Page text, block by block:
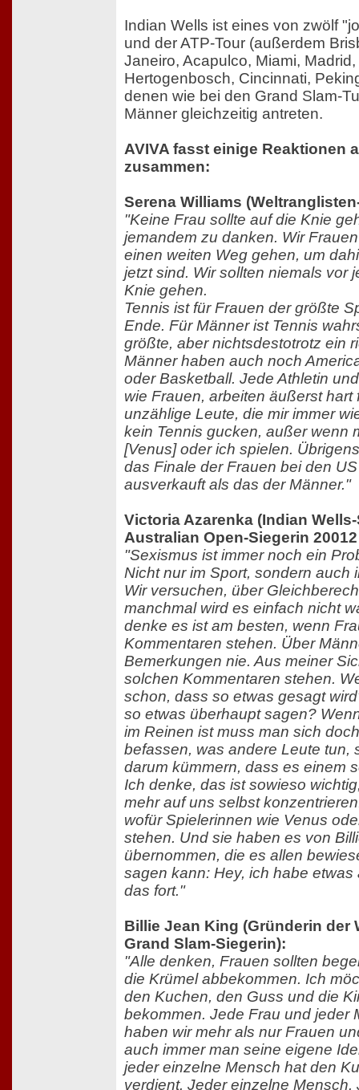
Indian Wells ist eines von zwölf
und der ATP-Tour (außerdem
Janeiro, Acapulco, Miami, Madrid,
Hertogenbosch, Cincinnati,
denen wie bei den Grand Slam-
Männer gleichzeitig antreten.
AVIVA fasst einige Reaktionen
zusammen:
Serena Williams
"Keine Frau sollte auf die Knie
jemandem zu danken. Wir
einen weiten Weg gehen, um
jetzt sind. Wir sollten niemals vor
Knie gehen.
Tennis ist für Frauen der größte
Ende. Für Männer ist Tennis
größte, aber nichtsdestotrotz ein
Männer haben auch noch
oder Basketball. Jede Athletin
wie Frauen, arbeiten äußerst hart
unzählige Leute, die mir immer
kein Tennis gucken, außer wenn
[Venus] oder ich spielen.
das Finale der Frauen bei den
ausverkauft als das der Männer."
Victoria Azarenka (Indian
Australian Open-Siegerin
"Sexismus ist immer noch ein
Nicht nur im Sport, sondern auch
Wir versuchen, über
manchmal wird es einfach nicht
denke es ist am besten, wenn
Kommentaren stehen. Über
Bemerkungen nie. Aus meiner
solchen Kommentaren stehen.
schon, dass so etwas gesagt
so etwas überhaupt sagen?
im Reinen ist muss man sich
befassen, was andere Leute tun,
darum kümmern, dass es einem
Ich denke, das ist sowieso
mehr auf uns selbst
wofür Spielerinnen wie Venus
stehen. Und sie haben es von
übernommen, die es allen
sagen kann: Hey, ich habe
das fort."
Billie Jean King (Gründerin der
Grand Slam-Siegerin):
"Alle denken, Frauen sollten
die Krümel abbekommen. Ich
den Kuchen, den Guss und die
bekommen. Jede Frau und jeder
haben wir mehr als nur Frauen
auch immer man seine eigene
jeder einzelne Mensch hat den
verdient. Jeder einzelne Mensch.